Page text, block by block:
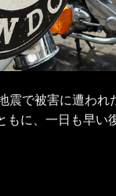
震で被害に遭われ
もに、一日も早い